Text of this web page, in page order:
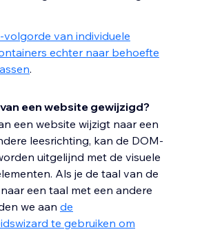
volgorde van individuele
echter naar behoefte
.
een website gewijzigd?
een website wijzigt naar een
leesrichting, kan de DOM-
uitgelijnd met de visuele
Als je de taal van de
een taal met een andere
we aan de
te gebruiken om